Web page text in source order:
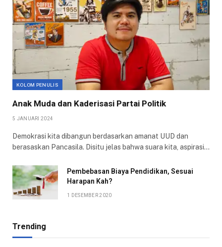
KOLOM PENULIS
Anak Muda dan Kaderisasi Partai Politik
5 JANUARI 2024
Demokrasi kita dibangun berdasarkan amanat UUD dan
berasaskan Pancasila. Disitu jelas bahwa suara kita, aspirasi…
Pembebasan Biaya Pendidikan, Sesuai
Harapan Kah?
1 DESEMBER 2020
Trending